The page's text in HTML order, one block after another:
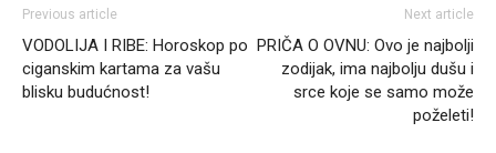
Previous article
VODOLIJA I RIBE: Horoskop po
ciganskim kartama za vašu
blisku budućnost!
Next article
PRIČA O OVNU: Ovo je najbolji
zodijak, ima najbolju dušu i
srce koje se samo može
poželeti!